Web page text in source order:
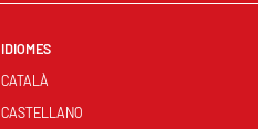
IDIOMES
CATALÀ
CASTELLANO